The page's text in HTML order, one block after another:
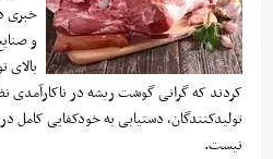
خبری
و
کردند که گرانی گوشت ریشه در ناکارآمدی
تولیدکنندگان، دستیابی به خودکفایی
نیست.